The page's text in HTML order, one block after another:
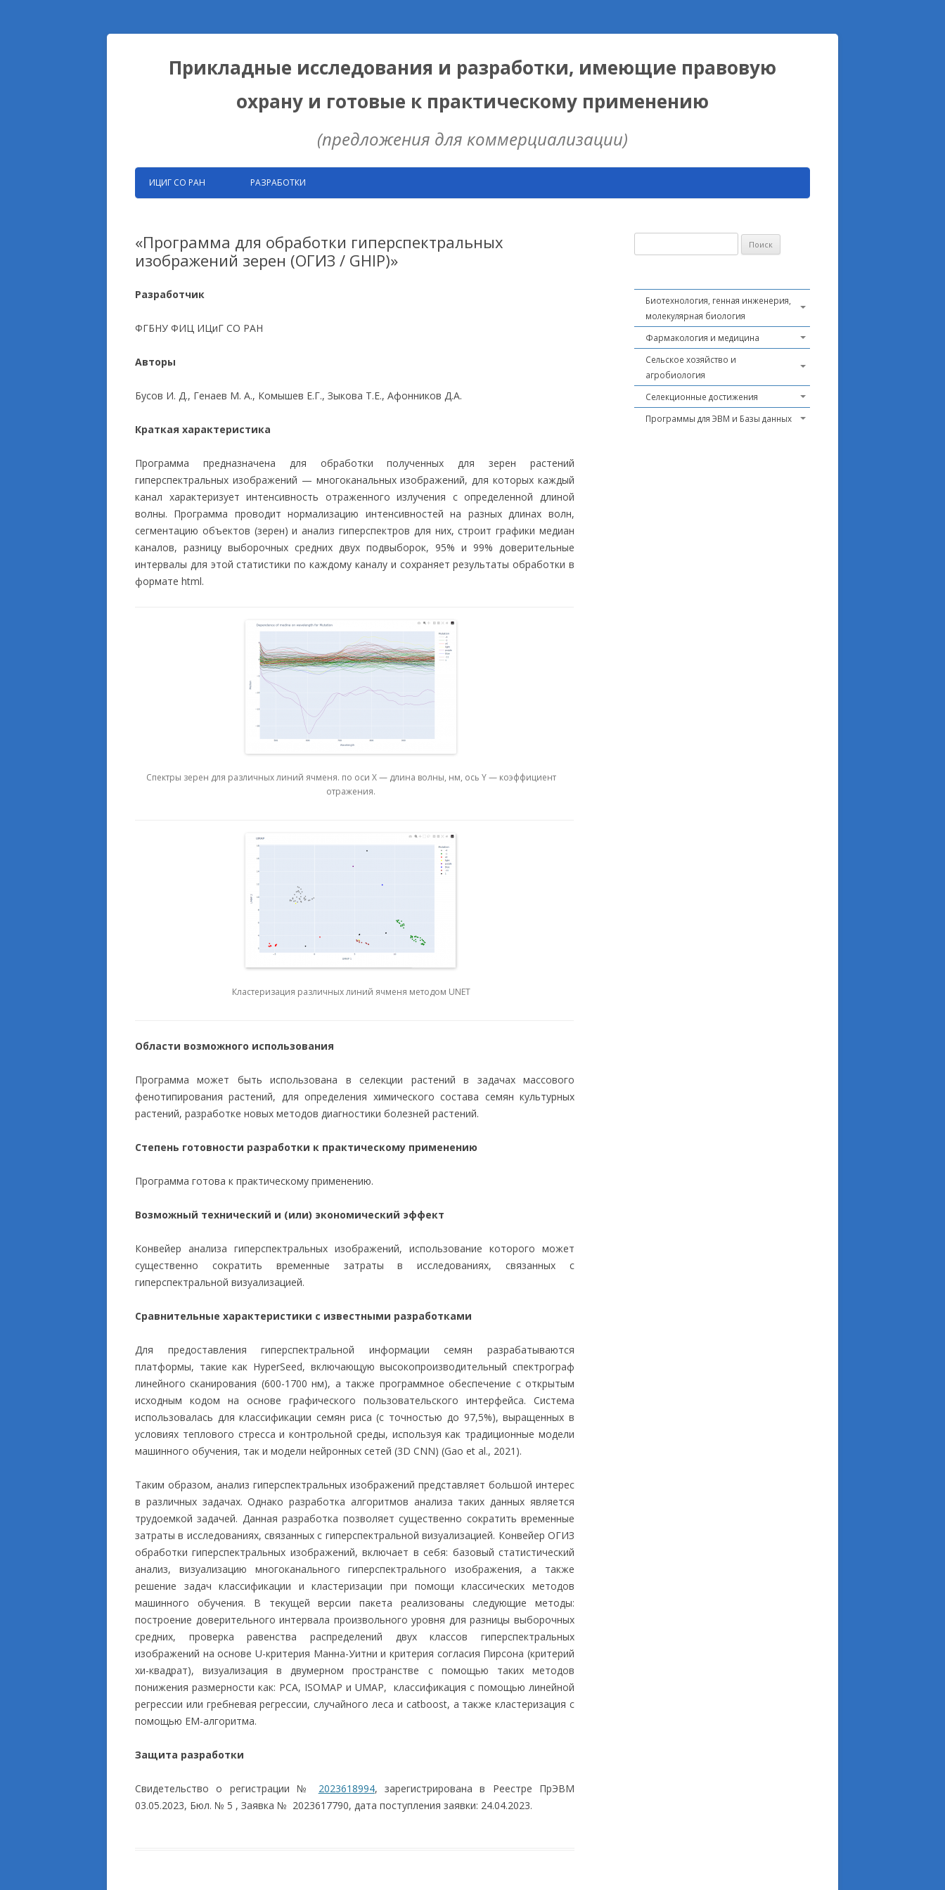
Прикладные исследования и разработки, имеющие правовую
охрану и готовые к практическому применению
(предложения для коммерциализации)
Skip
ИЦИГ СО РАН РАЗРАБОТКИ
БИОКОЛЛЕКЦИИ
ПРИКЛАДНЫЕ ИССЛЕДОВАНИЯ
«Программа для обработки гиперспектральных
изображений зерен (ОГИЗ / GHIP)»
Разработчик
ФГБНУ ФИЦ ИЦиГ СО РАН
Авторы
Бусов И. Д., Генаев М. А., Комышев Е.Г., Зыкова Т.Е., Афонников Д.А.
Краткая характеристика
Программа предназначена для обработки полученных для зерен растений
гиперспектральных изображений — многоканальных изображений, для которых каждый
канал характеризует интенсивность отраженного излучения с определенной длиной
волны. Программа проводит нормализацию интенсивностей на разных длинах волн,
сегментацию объектов (зерен) и анализ гиперспектров для них, строит графики медиан
каналов, разницу выборочных средних двух подвыборок, 95% и 99% доверительные
интервалы для этой статистики по каждому каналу и сохраняет результаты обработки в
формате html.
Спектры зерен для различных линий ячменя. по оси X — длина волны, нм, ось Y — коэффициент
отражения.
Кластеризация различных линий ячменя методом UNET
Области возможного использования
Программа может быть использована в селекции растений в задачах массового
фенотипирования растений, для определения химического состава семян культурных
растений, разработке новых методов диагностики болезней растений.
Степень готовности разработки к практическому применению
Программа готова к практическому применению.
Возможный технический и (или) экономический эффект
Конвейер анализа гиперспектральных изображений, использование которого может
существенно сократить временные затраты в исследованиях, связанных с
гиперспектральной визуализацией.
Сравнительные характеристики с известными разработками
Для предоставления гиперспектральной информации семян разрабатываются
платформы, такие как HyperSeed, включающую высокопроизводительный спектрограф
линейного сканирования (600-1700 нм), а также программное обеспечение с открытым
исходным кодом на основе графического пользовательского интерфейса. Система
использовалась для классификации семян риса (с точностью до 97,5%), выращенных в
условиях теплового стресса и контрольной среды, используя как традиционные модели
машинного обучения, так и модели нейронных сетей (3D CNN) (Gao et al., 2021).
Таким образом, анализ гиперспектральных изображений представляет большой интерес
в различных задачах. Однако разработка алгоритмов анализа таких данных является
трудоемкой задачей. Данная разработка позволяет существенно сократить временные
затраты в исследованиях, связанных с гиперспектральной визуализацией. Конвейер ОГИЗ
обработки гиперспектральных изображений, включает в себя: базовый статистический
анализ, визуализацию многоканального гиперспектрального изображения, а также
решение задач классификации и кластеризации при помощи классических методов
машинного обучения. В текущей версии пакета реализованы следующие методы:
построение доверительного интервала произвольного уровня для разницы выборочных
средних, проверка равенства распределений двух классов гиперспектральных
изображений на основе U-критерия Манна-Уитни и критерия согласия Пирсона (критерий
хи-квадрат), визуализация в двумерном пространстве с помощью таких методов
понижения размерности как: PCA, ISOMAP и UMAP, классификация с помощью линейной
регрессии или гребневая регрессии, случайного леса и catboost, а также кластеризация с
помощью EM-алгоритма.
Защита разработки
Свидетельство о регистрации № 2023618994, зарегистрирована в Реестре ПрЭВМ
03.05.2023, Бюл. № 5 , Заявка № 2023617790, дата поступления заявки: 24.04.2023.
Биотехнология, генная инженерия,
молекулярная биология
Фармакология и медицина
Сельское хозяйство и
агробиология
Селекционные достижения
Программы для ЭВМ и Базы данных